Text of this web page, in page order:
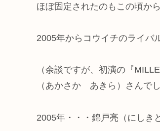
ほぼ固定されたのもこの頃から
2005年からコウイチのライバ
（余談ですが、初演の『
（あかさか あきら）さんでし
2005年・・・錦戸亮（にし